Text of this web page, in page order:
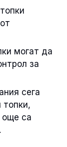
могат да
за
сега
топки,
още са